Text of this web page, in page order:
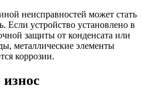
неисправностей может стать
Если устройство установлено в
защиты от конденсата или
металлические элементы
коррозии.